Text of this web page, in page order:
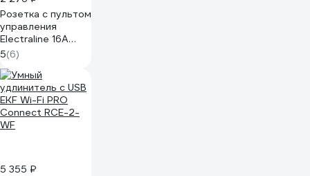
Розетка с пультом
управления
Electraline 16А
250В белая
48506
5(6)
5 355 ₽